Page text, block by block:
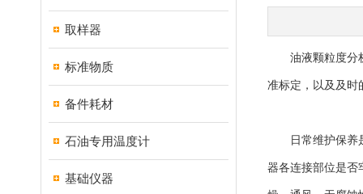
取样器
标准物质
备件耗材
石油专用温度计
基础仪器
油液颗粒度分析
准标定，以及及时
日常维护保养是
器各连接部位是否